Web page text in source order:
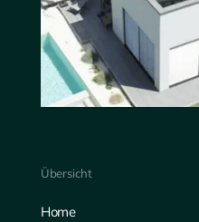
Übersicht
Home